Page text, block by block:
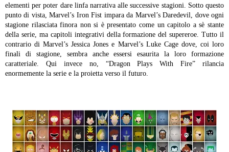
elementi per poter dare linfa narrativa alle successive stagioni. Sotto questo
punto di vista, Marvel’s Iron Fist impara da Marvel’s Daredevil, dove ogni
stagione rilasciata finora non si è presentato come un capitolo a sè stante
della serie, ma capitoli integrativi della formazione del supereroe. Tutto il
contrario di Marvel’s Jessica Jones e Marvel’s Luke Cage dove, coi loro
finali di stagione, sembra anche essersi esaurita la loro formazione
caratteriale. Qui invece no, “Dragon Plays With Fire” rilancia
enormemente la serie e la proietta verso il futuro.